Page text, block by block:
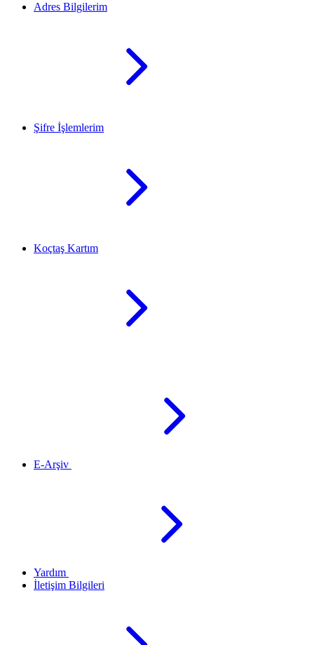
Adres Bilgilerim
Şifre İşlemlerim
Koçtaş Kartım
E-Arşiv
Yardım
İletişim Bilgileri